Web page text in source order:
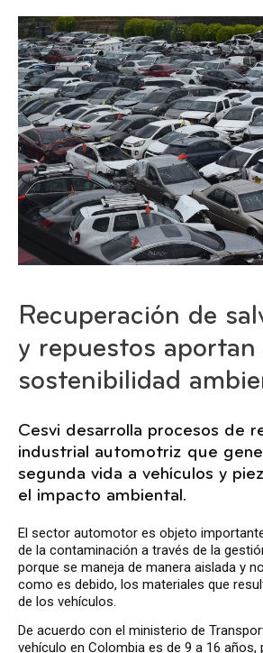
Recuperación de
y repuestos aportan
sostenibilidad
Cesvi desarrolla procesos de
industrial automotriz que
segunda vida a vehículos y
el impacto ambiental.
El sector automotor es objeto
de la contaminación a través de la
porque se maneja de manera aislada y
como es debido, los materiales que
de los vehículos.
De acuerdo con el ministerio de
vehículo en Colombia es de 9 a 16